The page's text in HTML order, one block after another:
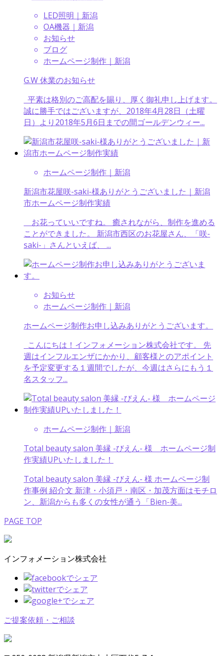
LED照明｜新潟
OA機器｜新潟
お知らせ
ブログ
ホームページ制作｜新潟
G.W 休業のお知らせ
平素は格別のご高配を賜り、厚く御礼申し上げます。
誠に勝手ではございますが、2018年4月28日（土曜
日）より2018年5月6日までの間ゴールデンウィー...
ホームページ制作｜新潟
新潟市花屋咲-saki-様ありがとうございました｜新潟
市ホームページ制作実績
お花っていいですね。 癒されながら、制作を進める
ことができました。 新潟市西区のお花屋さん、「咲-
saki-」さんといえば、 ...
お知らせ
ホームページ制作｜新潟
ホームページ制作お申し込みありがとうございます。
こんにちは！インフォメーション株式会社です。 先
週はインフルエンザにかかり、顧客様とのアポイント
を予定変更する１週間でしたが、今週はさらにもう１
名スタッフ...
ホームページ制作｜新潟
Total beauty salon 美縁 -びえん- 様 ホームページ制
作実績UPいたしました！
Total beauty salon 美縁 -びえん- 様 ホームページ制
作事例 紹介文 新津・小須戸・南区・加茂方面はモチロ
ン、新潟からも多くの女性が通う「Bien-美...
PAGE TOP
インフォメーション株式会社
ご提案依頼・ご相談